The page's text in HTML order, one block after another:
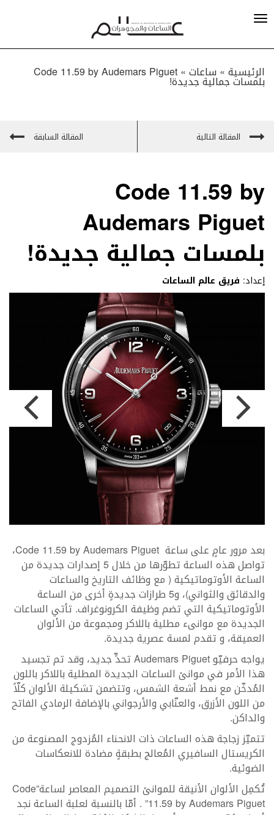
الرئيسية » ساعات»
Code 11.59 by Audemars Piguet
بلمسات جمالية جديدة!
المقالة التالية المقالة السابقة
Code 11.59 by
Audemars Piguet
بلمسات جمالية جديدة!
إعداد: فريق عالم الساعات
بعد مرور عامٍ على ساعة Code 11.59 by Audemars Piguet،
تواصل هذه الساعة تطوّرها من خلال 5 إصدارات جديدة من
الساعة الأوتوماتيكية ( مع وظائف التاريخ والساعات
والدقائق والثواني)، و5 طرازات جديدةٍ أخرى من الساعة
الأوتوماتيكية التي تضم وظيفة الكرونوغراف. تأتي الساعات
الجديدة مع موانىء مطلية باللاكر ومجموعة من الألوان
العميقة، و تقدم لمسة عصرية جديدة.
يواجه حرفيّو Audemars Piguet تحدٍّ جديد، وقد تم تجسيد
هذا الأمر في موانئ الساعات الجديدة المطلية باللاكر باللون
المُدخّن مع نمط أشعة الشمس، وتتضمن تشكيلة الألوان كلّاً
من اللون الأزرق، والعنّابي والأرجواني بالإضافة الرمادي الفاتح
والداكن.
تتميّز زجاجة هذه الساعات ذات الانحناء المُزدوج المصنوعة من
الكريستال السافيري المُعالج بطبقةٍ مضادة للانعكاسات
الضوئية.
تُكمِل الألوان الأنيقة للموانئ التصميم المعاصر لساعة”Code
11.59 by Audemars Piguet” . أمّا بالنسبة لعلبة الساعة نجد